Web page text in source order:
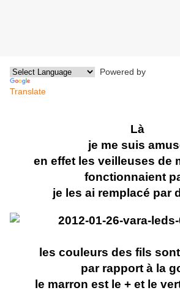
Powered by
Translate
Là
je me suis
en effet les veilleuses de
fonctionnaient
je les ai remplacé par
les couleurs des fils
par rapport à la
le marron est le + et le